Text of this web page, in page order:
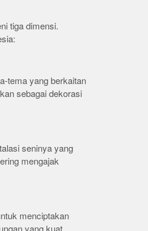
tiga dimensi.
tema yang berkaitan
sebagai dekorasi
seninya yang
mengajak
menciptakan